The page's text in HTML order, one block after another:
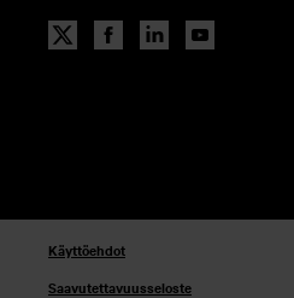
Käyttöehdot
Saavutettavuusseloste